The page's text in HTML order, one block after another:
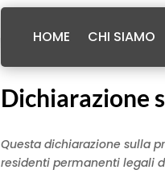
HOME CHI SIAMO
Dichiarazione
Questa dichiarazione sulla
residenti permanenti legali